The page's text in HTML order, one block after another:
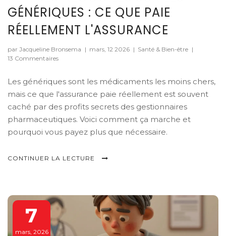
GÉNÉRIQUES : CE QUE PAIE
RÉELLEMENT L'ASSURANCE
par Jacqueline Bronsema | mars, 12 2026 | Santé & Bien-être |
13 Commentaires
Les génériques sont les médicaments les moins chers,
mais ce que l'assurance paie réellement est souvent
caché par des profits secrets des gestionnaires
pharmaceutiques. Voici comment ça marche et
pourquoi vous payez plus que nécessaire.
CONTINUER LA LECTURE
7
mars, 2026